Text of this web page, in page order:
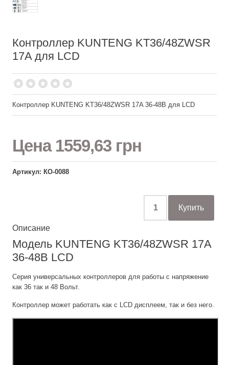
Контроллер KUNTENG KT36/48ZWSR
17A для LCD
Контроллер KUNTENG KT36/48ZWSR 17A 36-48В для LCD
Цена 1559,63 грн
Артикул: КО-0088
Описание
Модель KUNTENG KT36/48ZWSR 17A
36-48В LCD
Серия универсальных контроллеров для работы с напряжение
как 36 так и 48 Вольт.
Контроллер может работать как с LCD дисплеем, так и без него.